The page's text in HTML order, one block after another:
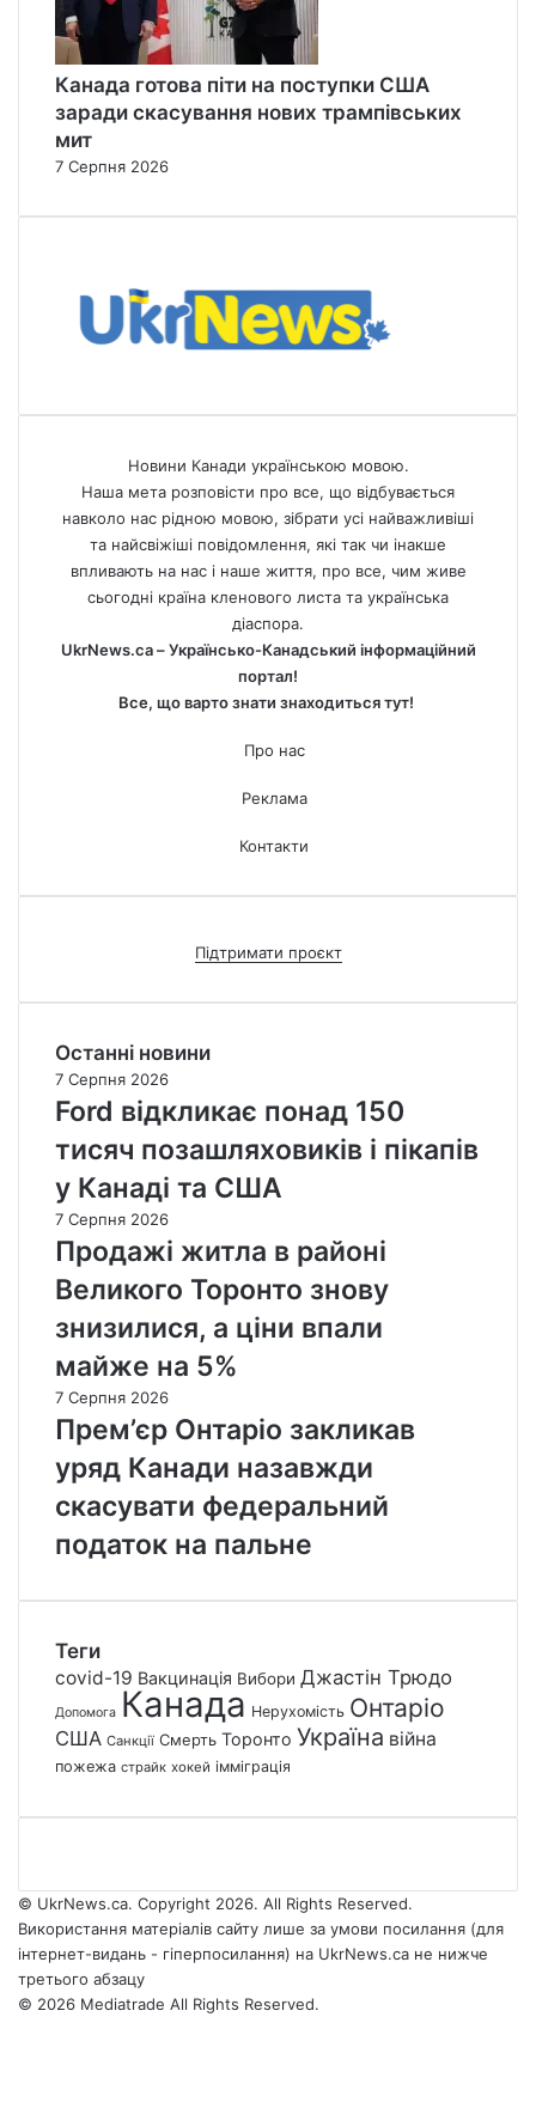
Канада готова піти на поступки США
заради скасування нових трампівських
мит
7 Серпня 2026
Новини Канади українською мовою.
Наша мета розповісти про все, що відбувається
навколо нас рідною мовою, зібрати усі найважливіші
та найсвіжіші повідомлення, які так чи інакше
впливають на нас і наше життя, про все, чим живе
сьогодні країна кленового листа та українська
діаспора.
UkrNews.ca – Українсько-Канадський інформаційний
портал!
Все, що варто знати знаходиться тут!
Про нас
Реклама
Контакти
Підтримати проєкт
Останні новини
7 Серпня 2026
Ford відкликає понад 150
тисяч позашляховиків і пікапів
у Канаді та США
7 Серпня 2026
Продажі житла в районі
Великого Торонто знову
знизилися, а ціни впали
майже на 5%
7 Серпня 2026
Прем’єр Онтаріо закликав
уряд Канади назавжди
скасувати федеральний
податок на пальне
Теги
covid-19 Вакцинація Вибори Джастін Трюдо
Допомога Канада Нерухомість Онтаріо
США Санкції Смерть Торонто Україна війна
пожежа страйк хокей імміграція
© UkrNews.ca. Copyright 2026. All Rights Reserved.
Використання матеріалів сайту лише за умови посилання (для
інтернет-видань - гіперпосилання) на UkrNews.ca не нижче
третього абзацу
© 2026 Mediatrade All Rights Reserved.